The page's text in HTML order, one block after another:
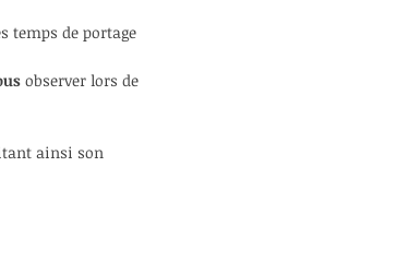
temps de portage
observer lors de
ainsi son